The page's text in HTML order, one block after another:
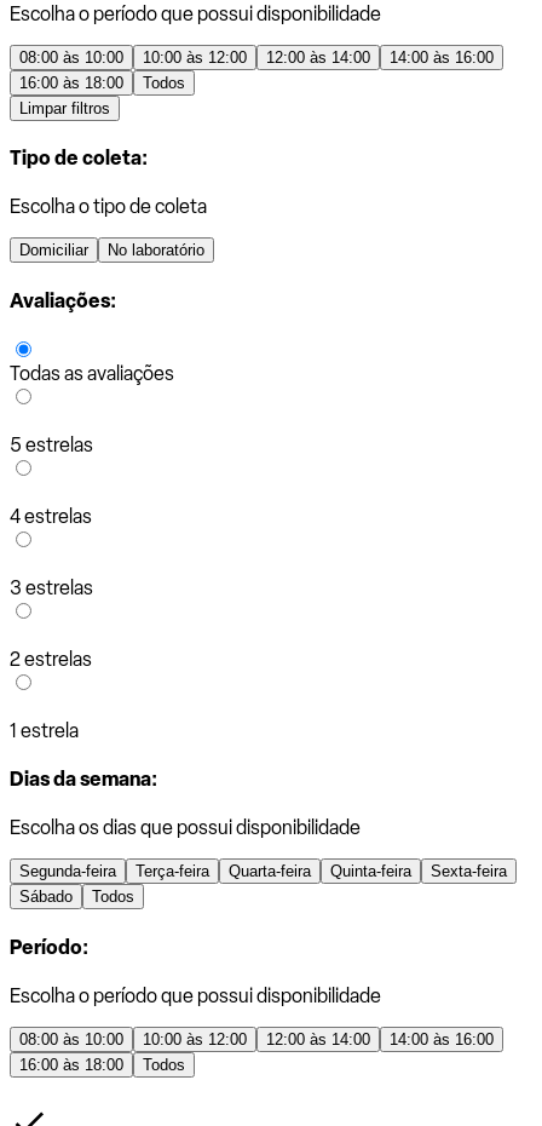
Escolha o período que possui disponibilidade
08:00 às 10:00 10:00 às 12:00 12:00 às 14:00
14:00 às 16:00
16:00 às 18:00
Todos
Limpar filtros
Tipo de coleta:
Escolha o tipo de coleta
Domiciliar No laboratório
Avaliações:
Todas as avaliações
5 estrelas
4 estrelas
3 estrelas
2 estrelas
1 estrela
Dias da semana:
Escolha os dias que possui disponibilidade
Segunda-feira Terça-feira Quarta-feira Quinta-feira
Sexta-feira
Sábado
Todos
Período:
Escolha o período que possui disponibilidade
08:00 às 10:00 10:00 às 12:00 12:00 às 14:00
14:00 às 16:00
16:00 às 18:00
Todos